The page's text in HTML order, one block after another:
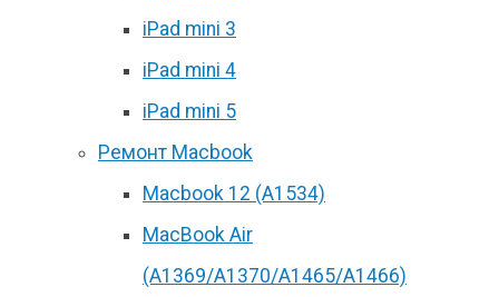
iPad mini 3
iPad mini 4
iPad mini 5
Ремонт Macbook
Macbook 12 (А1534)
MacBook Air
(A1369/A1370/A1465/A1466)